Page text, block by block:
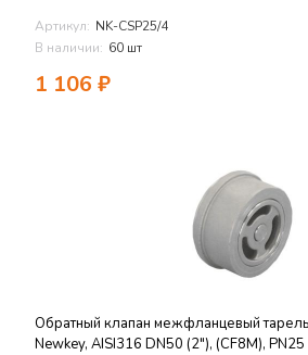
Артикул: NK-CSP25/4
В наличии: 60 шт
1 106 ₽
Обратный клапан межфланцевый
Newkey, AISI316 DN50 (2"), (CF8M), PN25